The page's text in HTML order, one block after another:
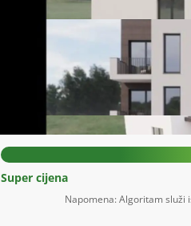
Novi Zagreb-zapad
Grad
210.000 €
Super cijena
Napomena: Algoritam služi